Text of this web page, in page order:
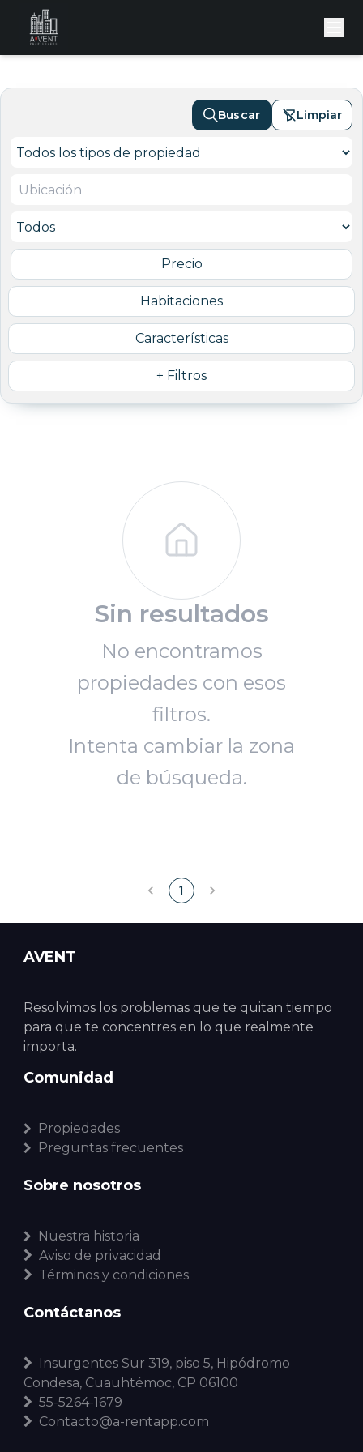
Precio
Habitaciones
Características
+ Filtros
Buscar Limpiar
Sin resultados
No encontramos
propiedades con esos
filtros.
Intenta cambiar la zona
de búsqueda.
1
AVENT
Resolvimos los problemas que te quitan tiempo
para que te concentres en lo que realmente
importa.
Comunidad
Propiedades
Preguntas frecuentes
Sobre nosotros
Nuestra historia
Aviso de privacidad
Términos y condiciones
Contáctanos
Insurgentes Sur 319, piso 5, Hipódromo
Condesa, Cuauhtémoc, CP 06100
55-5264-1679
Contacto@a-rentapp.com